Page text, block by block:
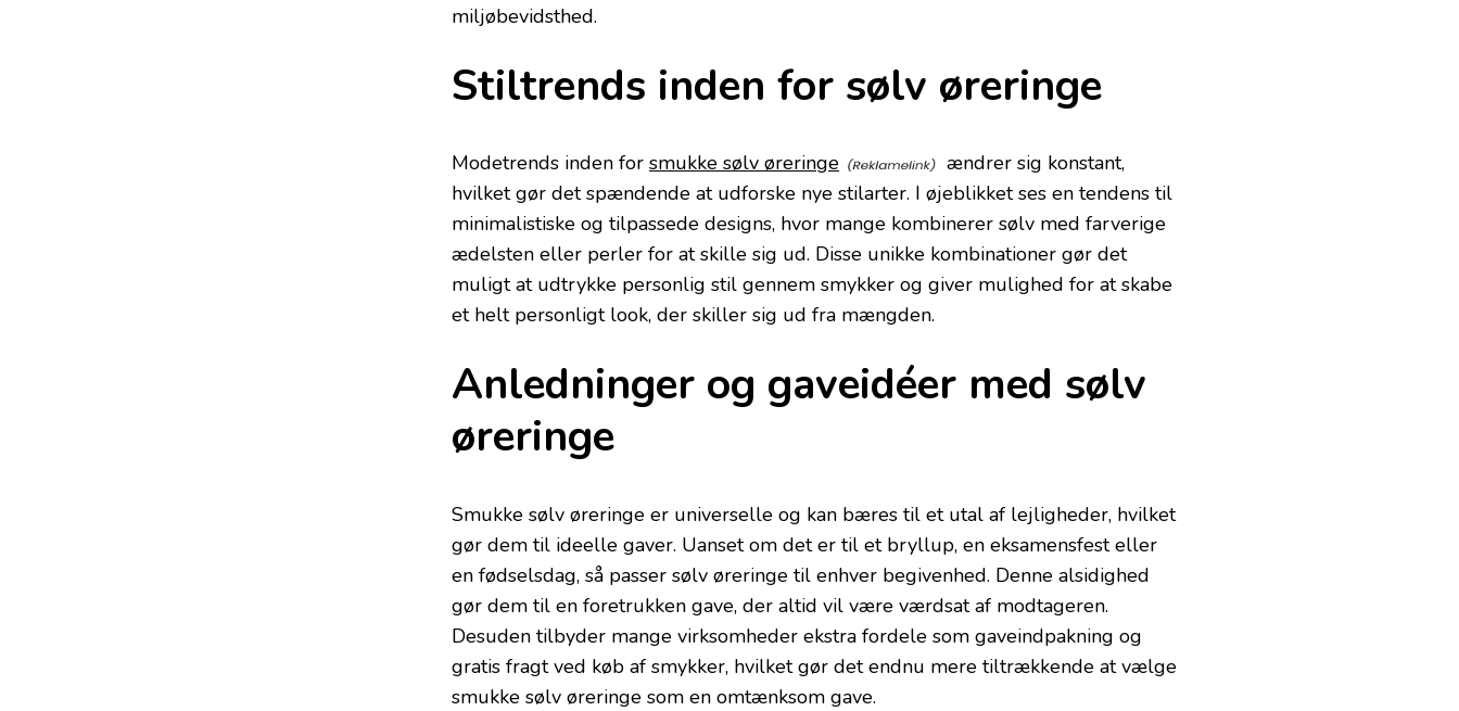
miljøbevidsthed.
Stiltrends inden for sølv øreringe
Modetrends inden for smukke sølv øreringe
ændrer sig konstant,
hvilket gør det spændende at udforske nye stilarter. I øjeblikket ses en tendens til
minimalistiske og tilpassede designs, hvor mange kombinerer sølv med farverige
ædelsten eller perler for at skille sig ud. Disse unikke kombinationer gør det
muligt at udtrykke personlig stil gennem smykker og giver mulighed for at skabe
et helt personligt look, der skiller sig ud fra mængden.
Anledninger og gaveidéer med sølv
øreringe
Smukke sølv øreringe er universelle og kan bæres til et utal af lejligheder, hvilket
gør dem til ideelle gaver. Uanset om det er til et bryllup, en eksamensfest eller
en fødselsdag, så passer sølv øreringe til enhver begivenhed. Denne alsidighed
gør dem til en foretrukken gave, der altid vil være værdsat af modtageren.
Desuden tilbyder mange virksomheder ekstra fordele som gaveindpakning og
gratis fragt ved køb af smykker, hvilket gør det endnu mere tiltrækkende at vælge
smukke sølv øreringe som en omtænksom gave.